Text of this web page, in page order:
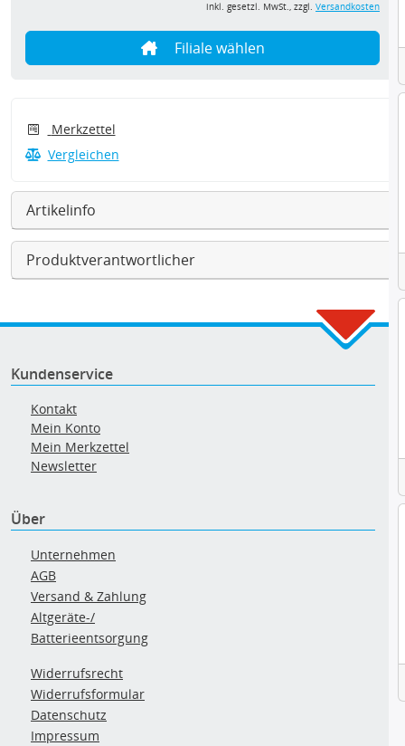
inkl. gesetzl. MwSt., zzgl. Versandkosten
Filiale wählen
Merkzettel
Vergleichen
Artikelinfo
Produktverantwortlicher
Kundenservice
Kontakt
Mein Konto
Mein Merkzettel
Newsletter
Über
Unternehmen
AGB
Versand & Zahlung
Altgeräte-/
Batterieentsorgung
Widerrufsrecht
Widerrufsformular
Datenschutz
Impressum